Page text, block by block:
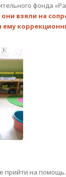
фонда
взяли на
ему
прийти на